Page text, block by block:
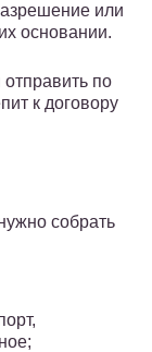
или
основании.
по
к договору
собрать